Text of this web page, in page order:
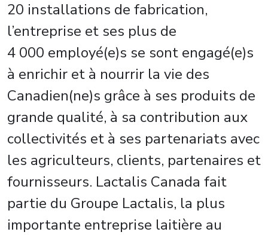
20 installations de fabrication,
l’entreprise et ses plus de
4 000 employé(e)s se sont engagé(e)s
à enrichir et à nourrir la vie des
Canadien(ne)s grâce à ses produits de
grande qualité, à sa contribution aux
collectivités et à ses partenariats avec
les agriculteurs, clients, partenaires et
fournisseurs. Lactalis Canada fait
partie du Groupe Lactalis, la plus
importante entreprise laitière au